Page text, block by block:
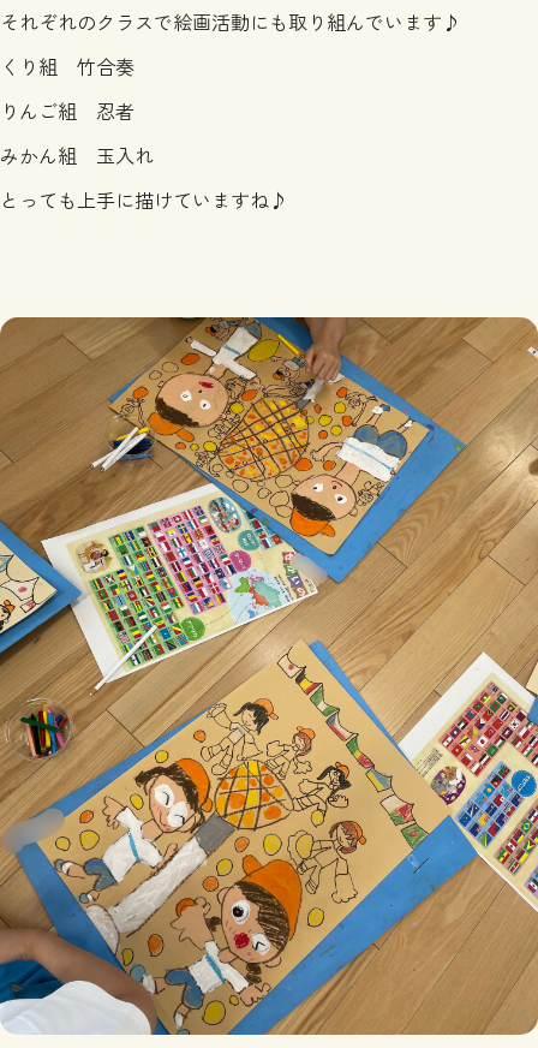
それぞれのクラスで絵画活動にも取り組んでいます♪
くり組 竹合奏
りんご組 忍者
みかん組 玉入れ
とっても上手に描けていますね♪